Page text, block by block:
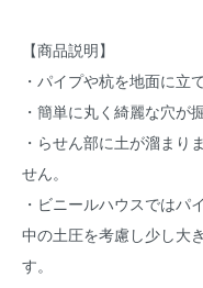
【商品説明】
・パイプや杭を地面に立
・簡単に丸く綺麗な穴が
・らせん部に土が溜まり
せん。
・ビニールハウスではパ
中の土圧を考慮し少し大
す。